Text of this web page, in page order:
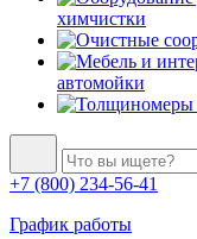
химчистки
автомойки
+7 (800) 234-56-41
График работы